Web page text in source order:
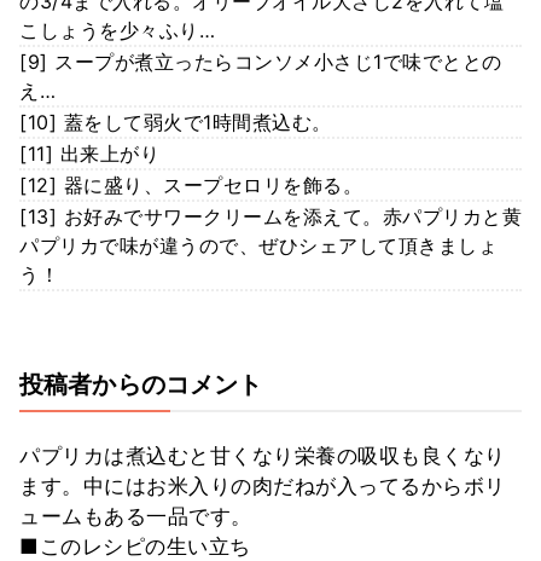
こしょうを少々ふり…
[9] スープが煮立ったらコンソメ小さじ1で味でととの
え…
[10] 蓋をして弱火で1時間煮込む。
[11] 出来上がり
[12] 器に盛り、スープセロリを飾る。
[13] お好みでサワークリームを添えて。赤パプリカと黄
パプリカで味が違うので、ぜひシェアして頂きましょ
う！
投稿者からのコメント
パプリカは煮込むと甘くなり栄養の吸収も良くなり
ます。中にはお米入りの肉だねが入ってるからボリ
ュームもある一品です。
■このレシピの生い立ち